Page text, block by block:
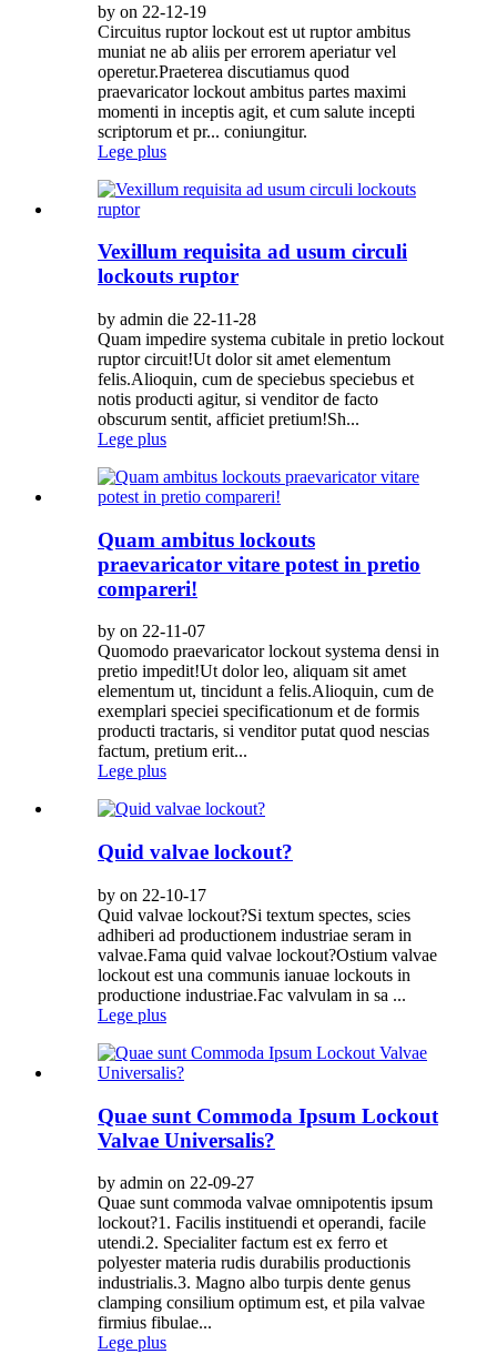
by on 22-12-19
Circuitus ruptor lockout est ut ruptor ambitus
muniat ne ab aliis per errorem aperiatur vel
operetur.Praeterea discutiamus quod
praevaricator lockout ambitus partes maximi
momenti in inceptis agit, et cum salute incepti
scriptorum et pr... coniungitur.
Lege plus
Vexillum requisita ad usum circuli
lockouts ruptor
by admin die 22-11-28
Quam impedire systema cubitale in pretio lockout
ruptor circuit!Ut dolor sit amet elementum
felis.Alioquin, cum de speciebus speciebus et
notis producti agitur, si venditor de facto
obscurum sentit, afficiet pretium!Sh...
Lege plus
Quam ambitus lockouts
praevaricator vitare potest in pretio
compareri!
by on 22-11-07
Quomodo praevaricator lockout systema densi in
pretio impedit!Ut dolor leo, aliquam sit amet
elementum ut, tincidunt a felis.Alioquin, cum de
exemplari speciei specificationum et de formis
producti tractaris, si venditor putat quod nescias
factum, pretium erit...
Lege plus
Quid valvae lockout?
by on 22-10-17
Quid valvae lockout?Si textum spectes, scies
adhiberi ad productionem industriae seram in
valvae.Fama quid valvae lockout?Ostium valvae
lockout est una communis ianuae lockouts in
productione industriae.Fac valvulam in sa ...
Lege plus
Quae sunt Commoda Ipsum Lockout
Valvae Universalis?
by admin on 22-09-27
Quae sunt commoda valvae omnipotentis ipsum
lockout?1. Facilis instituendi et operandi, facile
utendi.2. Specialiter factum est ex ferro et
polyester materia rudis durabilis productionis
industrialis.3. Magno albo turpis dente genus
clamping consilium optimum est, et pila valvae
firmius fibulae...
Lege plus